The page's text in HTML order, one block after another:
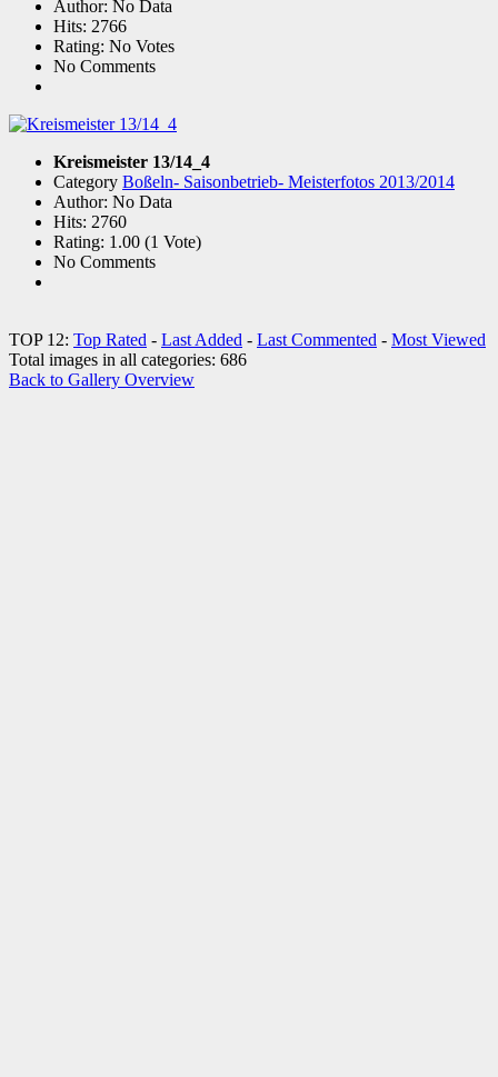
Author: No Data
Hits: 2766
Rating: No Votes
No Comments
Kreismeister 13/14_4
Category Boßeln- Saisonbetrieb- Meisterfotos 2013/2014
Author: No Data
Hits: 2760
Rating: 1.00 (1 Vote)
No Comments
TOP 12: Top Rated - Last Added - Last Commented - Most Viewed
Total images in all categories: 686
Back to Gallery Overview